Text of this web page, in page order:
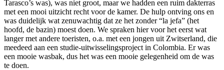
Tarasco’s was), was niet groot, maar we hadden een ruim dakterras
met een mooi uitzicht recht voor de kamer. De hulp ontving ons en
was duidelijk wat zenuwachtig dat ze het zonder “la jefa” (het
hoofd, de bazin) moest doen. We spraken hier voor het eerst wat
langer met andere toeristen, o.a. met een jongen uit Zwitserland, die
meedeed aan een studie-uitwisselingsproject in Colombia. Er was
een mooie wasbak, dus het was een mooie gelegenheid om de was
te doen.